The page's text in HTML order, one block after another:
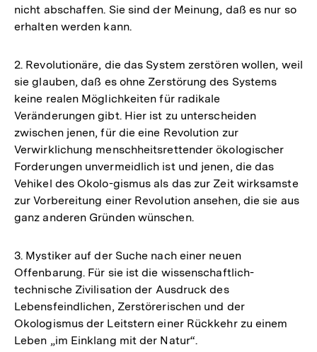
nicht abschaffen. Sie sind der Meinung, daß es nur so
erhalten werden kann.
2. Revolutionäre, die das System zerstören wollen, weil
sie glauben, daß es ohne Zerstörung des Systems
keine realen Möglichkeiten für radikale
Veränderungen gibt. Hier ist zu unterscheiden
zwischen jenen, für die eine Revolution zur
Verwirklichung menschheitsrettender ökologischer
Forderungen unvermeidlich ist und jenen, die das
Vehikel des Okolo-gismus als das zur Zeit wirksamste
zur Vorbereitung einer Revolution ansehen, die sie aus
ganz anderen Gründen wünschen.
3. Mystiker auf der Suche nach einer neuen
Offenbarung. Für sie ist die wissenschaftlich-
technische Zivilisation der Ausdruck des
Lebensfeindlichen, Zerstörerischen und der
Okologismus der Leitstern einer Rückkehr zu einem
Leben „im Einklang mit der Natur“.